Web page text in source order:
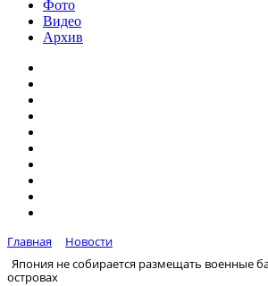
Фото
Видео
Архив
Главная
Новости
Япония не собирается размещать военные
островах